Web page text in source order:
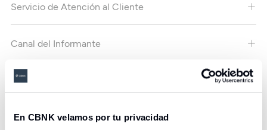
En CBNK velamos por tu privacidad
Servicios
Seguros
Servicios
Seguros
Tarjetas
Servicios
folio 173, sección 8, hoja M-81730, inscripción 95 y NIF:
28010, Madrid.
2. CONDICIONES GENERALES DE
USO
Servicio de Atención al Cliente
Canal del Informante
Defensor del Partícipe de Planes de Pensiones
Política de Cookies